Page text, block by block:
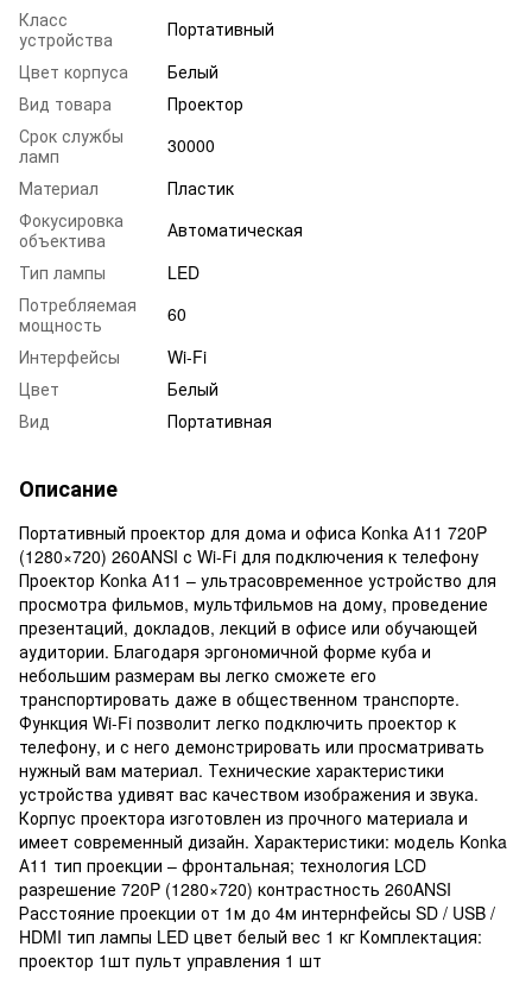
Класс
устройства
Портативный
Цвет корпуса
Белый
Вид товара
Проектор
Срок службы
ламп
30000
Материал
Пластик
Фокусировка
объектива
Автоматическая
Тип лампы
LED
Потребляемая
мощность
60
Интерфейсы
Wi-Fi
Цвет
Белый
Вид
Портативная
Описание
Портативный проектор для дома и офиса Konka А11 720P
(1280×720) 260ANSI с Wi-Fi для подключения к телефону
Проектор Konka А11 – ультрасовременное устройство для
просмотра фильмов, мультфильмов на дому, проведение
презентаций, докладов, лекций в офисе или обучающей
аудитории. Благодаря эргономичной форме куба и
небольшим размерам вы легко сможете его
транспортировать даже в общественном транспорте.
Функция Wi-Fi позволит легко подключить проектор к
телефону, и с него демонстрировать или просматривать
нужный вам материал. Технические характеристики
устройства удивят вас качеством изображения и звука.
Корпус проектора изготовлен из прочного материала и
имеет современный дизайн. Характеристики: модель Konka
А11 тип проекции – фронтальная; технология LCD
разрешение 720P (1280×720) контрастность 260ANSI
Расстояние проекции от 1м до 4м интернфейсы SD / USB /
HDMI тип лампы LED цвет белый вес 1 кг Комплектация:
проектор 1шт пульт управления 1 шт